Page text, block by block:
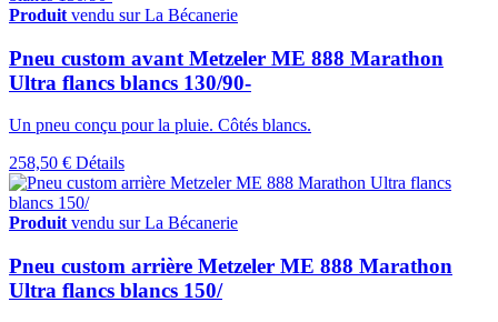
Produit vendu sur La Bécanerie
Pneu custom avant Metzeler ME 888 Marathon
Ultra flancs blancs 130/90-
Un pneu conçu pour la pluie. Côtés blancs.
258,50 € Détails
Produitvendu sur La Bécanerie
Pneu custom arrière Metzeler ME 888 Marathon
Ultra flancs blancs 150/